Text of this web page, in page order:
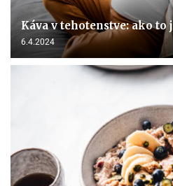
Káva v tehotenstve: ako to
6.4.2024